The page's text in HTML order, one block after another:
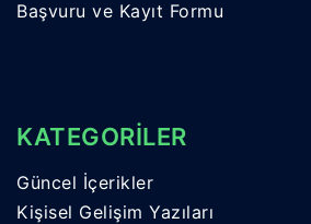
Başvuru ve Kayıt Formu
KATEGORİLER
Güncel İçerikler
Kişisel Gelişim Yazıları